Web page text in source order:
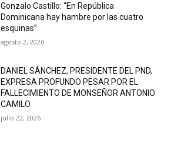
Gonzalo Castillo: “En República
Dominicana hay hambre por las cuatro
esquinas”
agosto 2, 2026
DANIEL SÁNCHEZ, PRESIDENTE DEL PND,
EXPRESA PROFUNDO PESAR POR EL
FALLECIMIENTO DE MONSEÑOR ANTONIO
CAMILO
julio 22, 2026